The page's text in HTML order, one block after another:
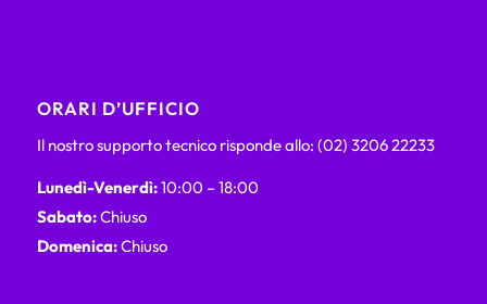
ORARI D’UFFICIO
Il nostro supporto tecnico risponde allo: (02) 3206 22233
Lunedì-Venerdì:10:00 – 18:00
Sabato:Chiuso
Domenica:Chiuso